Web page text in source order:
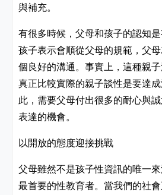
與補充。
有很多時候，父母和孩子的認知
孩子表示會順從父母的規範，父
個良好的溝通。事實上，這種親子
真正比較實際的親子談性是要達
此，需要父母付出很多的耐心與
表達的機會。
以開放的態度迎接挑戰
父母雖然不是孩子性資訊的唯一
最首要的性教育者。當我們的社會